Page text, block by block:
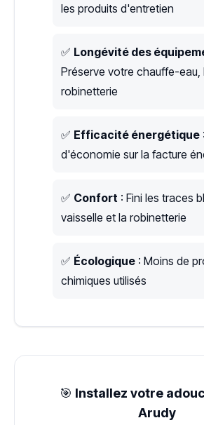
les produits d'entretien
✅ Longévité des
Préserve votre chauffe-eau,
robinetterie
✅ Efficacité énergétique
d'économie sur la facture
✅ Confort : Fini les traces
vaisselle et la robinetterie
✅ Écologique : Moins de
chimiques utilisés
🎯 Installez votre
Arudy